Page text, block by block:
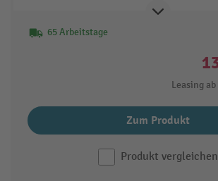
65 Arbeitstage
Leasing ab
Zum Produkt
Produkt vergleichen